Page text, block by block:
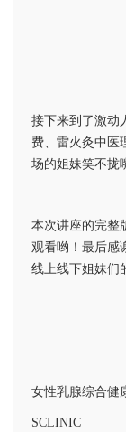
接下来到了激动
费、雷火灸中医
场的姐妹笑不拢
本次讲座的完整
观看哟！最后感
线上线下姐妹们
女性乳腺综合健
SCLINIC